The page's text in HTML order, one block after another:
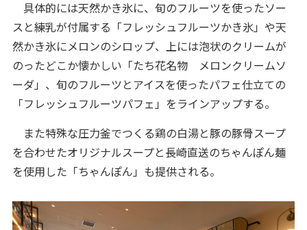
具体的には天然かき氷に、旬のフルーツを使ったソー
スと練乳が付属する「フレッシュフルーツかき氷」や天
然かき氷にメロンのシロップ、上には泡状のクリームが
のったどこか懐かしい「たち花名物 メロンクリームソ
ーダ」、旬のフルーツとアイスを使ったパフェ仕立ての
「フレッシュフルーツパフェ」をラインアップする。
また特殊な圧力釜でつくる鶏の白湯と豚の豚骨スープ
を合わせたオリジナルスープと長崎直送のちゃんぽん麺
を使用した「ちゃんぽん」も提供される。